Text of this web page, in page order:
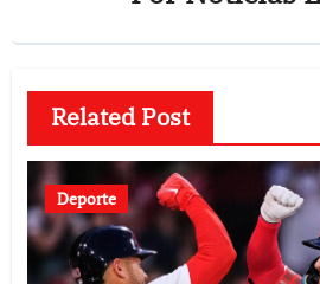
Related Post
Deporte